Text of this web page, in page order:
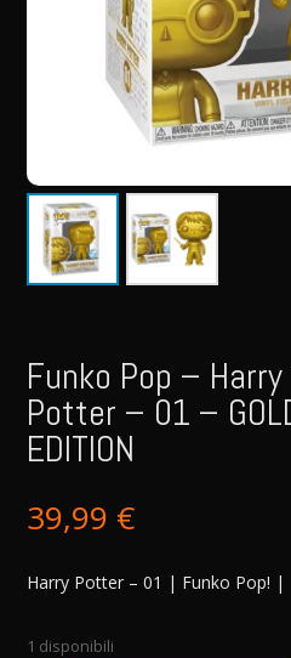
Funko Pop –
Potter – 01 –
EDITION
39,99 €
Harry Potter – 01 | Funko Pop! |
1 disponibili